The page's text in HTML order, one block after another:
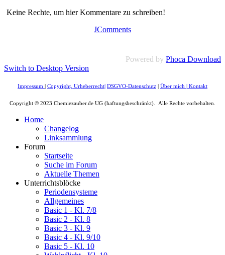
Keine Rechte, um hier Kommentare zu schreiben!
JComments
Powered by Phoca Download
Switch to Desktop Version
Impressum Copyright, Urheberrecht DSGVO-Datenschutz Über mich Kontakt
Copyright © 2023 Chemiezauber.de UG (haftungsbeschränkt). Alle Rechte vorbehalten.
Home
Changelog
Linksammlung
Forum
Startseite
Suche im Forum
Aktuelle Themen
Unterrichtsblöcke
Periodensysteme
Allgemeines
Basic 1 - Kl. 7/8
Basic 2 - Kl. 8
Basic 3 - Kl. 9
Basic 4 - Kl. 9/10
Basic 5 - Kl. 10